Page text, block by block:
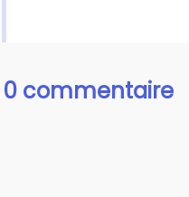
0 commentaire